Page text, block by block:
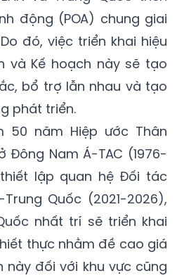
động (POA) chung giai
đó, việc triển khai hiệu
và Kế hoạch này sẽ tạo
bổ trợ lẫn nhau và tạo
phát triển.
50 năm Hiệp ước Thân
Đông Nam Á-TAC (1976-
lập quan hệ Đối tác
Trung Quốc (2021-2026),
nhất trí sẽ triển khai
thực nhằm đề cao giá
này đối với khu vực cũng